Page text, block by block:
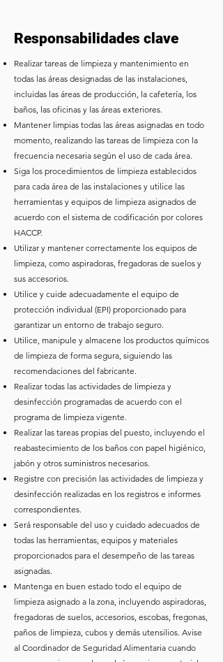
Responsabilidades clave
Realizar tareas de limpieza y mantenimiento en
todas las áreas designadas de las instalaciones,
incluidas las áreas de producción, la cafetería, los
baños, las oficinas y las áreas exteriores.
Mantener limpias todas las áreas asignadas en todo
momento, realizando las tareas de limpieza con la
frecuencia necesaria según el uso de cada área.
Siga los procedimientos de limpieza establecidos
para cada área de las instalaciones y utilice las
herramientas y equipos de limpieza asignados de
acuerdo con el sistema de codificación por colores
HACCP.
Utilizar y mantener correctamente los equipos de
limpieza, como aspiradoras, fregadoras de suelos y
sus accesorios.
Utilice y cuide adecuadamente el equipo de
protección individual (EPI) proporcionado para
garantizar un entorno de trabajo seguro.
Utilice, manipule y almacene los productos químicos
de limpieza de forma segura, siguiendo las
recomendaciones del fabricante.
Realizar todas las actividades de limpieza y
desinfección programadas de acuerdo con el
programa de limpieza vigente.
Realizar las tareas propias del puesto, incluyendo el
reabastecimiento de los baños con papel higiénico,
jabón y otros suministros necesarios.
Registre con precisión las actividades de limpieza y
desinfección realizadas en los registros e informes
correspondientes.
Será responsable del uso y cuidado adecuados de
todas las herramientas, equipos y materiales
proporcionados para el desempeño de las tareas
asignadas.
Mantenga en buen estado todo el equipo de
limpieza asignado a la zona, incluyendo aspiradoras,
fregadoras de suelos, accesorios, escobas, fregonas,
paños de limpieza, cubos y demás utensilios. Avise
al Coordinador de Seguridad Alimentaria cuando